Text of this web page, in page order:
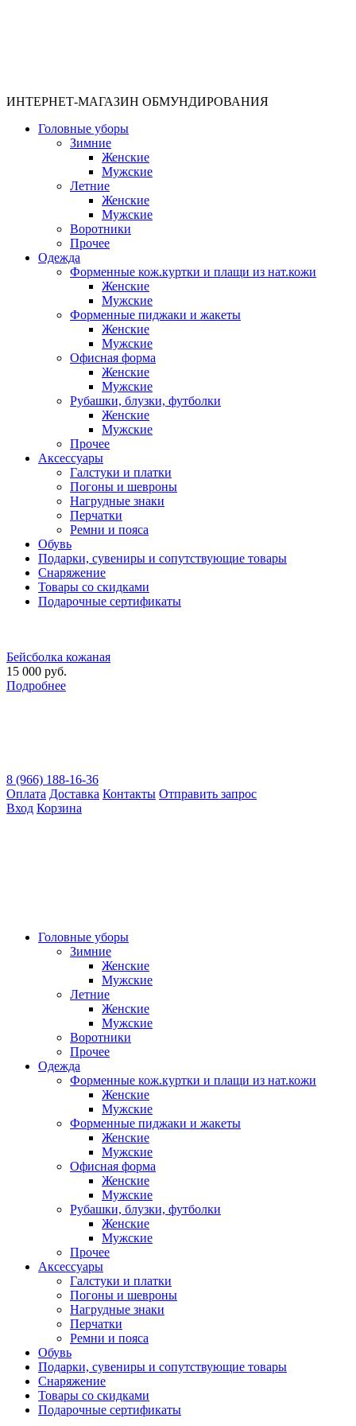
ИНТЕРНЕТ-МАГАЗИН ОБМУНДИРОВАНИЯ
Головные уборы
Зимние
Женские
Мужские
Летние
Женские
Мужские
Воротники
Прочее
Одежда
Форменные кож.куртки и плащи из нат.кожи
Женские
Мужские
Форменные пиджаки и жакеты
Женские
Мужские
Офисная форма
Женские
Мужские
Рубашки, блузки, футболки
Женские
Мужские
Прочее
Аксессуары
Галстуки и платки
Погоны и шевроны
Нагрудные знаки
Перчатки
Ремни и пояса
Обувь
Подарки, сувениры и сопутствующие товары
Снаряжение
Товары со скидками
Подарочные сертификаты
Бейсболка кожаная
15 000 руб.
Подробнее
8 (966) 188-16-36
Оплата Доставка Контакты Отправить запрос
Вход Корзина
Головные уборы
Зимние
Женские
Мужские
Летние
Женские
Мужские
Воротники
Прочее
Одежда
Форменные кож.куртки и плащи из нат.кожи
Женские
Мужские
Форменные пиджаки и жакеты
Женские
Мужские
Офисная форма
Женские
Мужские
Рубашки, блузки, футболки
Женские
Мужские
Прочее
Аксессуары
Галстуки и платки
Погоны и шевроны
Нагрудные знаки
Перчатки
Ремни и пояса
Обувь
Подарки, сувениры и сопутствующие товары
Снаряжение
Товары со скидками
Подарочные сертификаты